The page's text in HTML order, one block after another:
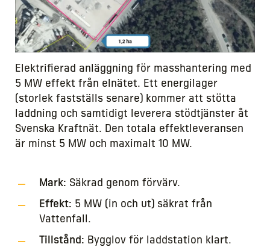
Elektrifierad anläggning för masshantering med
5 MW effekt från elnätet. Ett energilager
(storlek fastställs senare) kommer att stötta
laddning och samtidigt leverera stödtjänster åt
Svenska Kraftnät. Den totala effektleveransen
är minst 5 MW och maximalt 10 MW.
Mark: Säkrad genom förvärv.
Effekt: 5 MW (in och ut) säkrat från
Vattenfall.
Tillstånd: Bygglov för laddstation klart.